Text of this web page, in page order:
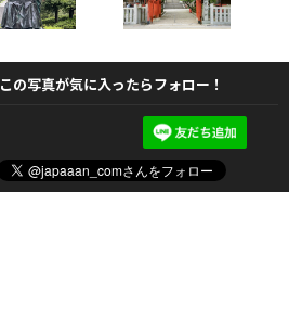
この写真が気に入ったらフォロー！